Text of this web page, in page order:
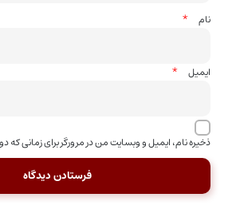
نام *
ایمیل *
ذخیره نام، ایمیل و وبسایت من در مرورگر برای زمانی که